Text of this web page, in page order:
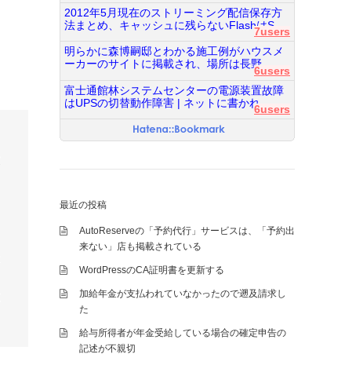
2012年5月現在のストリーミング配信保存方
法まとめ、キャッシュに残らないFlashはS...
7users
明らかに森博嗣邸とわかる施工例がハウスメ
ーカーのサイトに掲載され、場所は長野...
6users
富士通館林システムセンターの電源装置故障
はUPSの切替動作障害 | ネットに書かれ...
6users
最近の投稿
AutoReserveの「予約代行」サービスは、「予約出
来ない」店も掲載されている
WordPressのCA証明書を更新する
加給年金が支払われていなかったので遡及請求し
た
給与所得者が年金受給している場合の確定申告の
記述が不親切